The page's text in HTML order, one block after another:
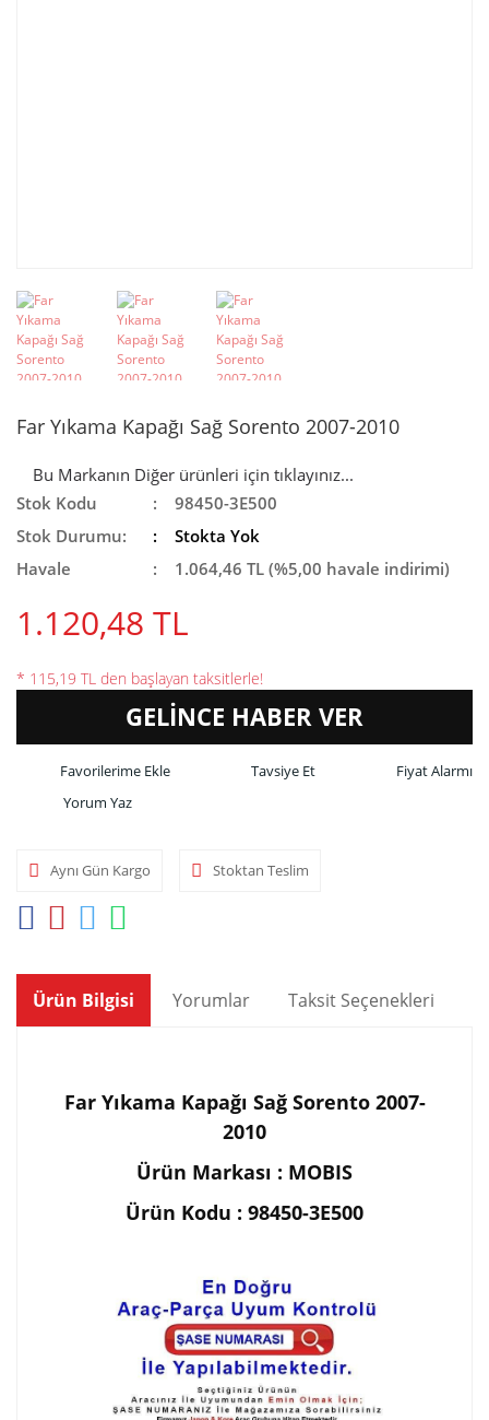
Far Yıkama Kapağı Sağ Sorento 2007-2010
Bu Markanın Diğer ürünleri için tıklayınız...
Stok Kodu
98450-3E500
Stok Durumu:
Stokta Yok
Havale
1.064,46 TL (%5,00 havale indirimi)
1.120,48 TL
* 115,19 TL den başlayan taksitlerle!
GELİNCE HABER VER
Tavsiye Et
Fiyat Alarmı
Yorum Yaz
Aynı Gün Kargo Stoktan Teslim
Ürün Bilgisi Yorumlar Taksit Seçenekleri
Far Yıkama Kapağı Sağ Sorento 2007-
2010
Ürün Markası : MOBIS
Ürün Kodu : 98450-3E500